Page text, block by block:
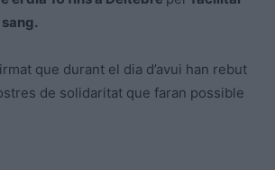
que durant el dia d’avui han rebut
de solidaritat que faran possible